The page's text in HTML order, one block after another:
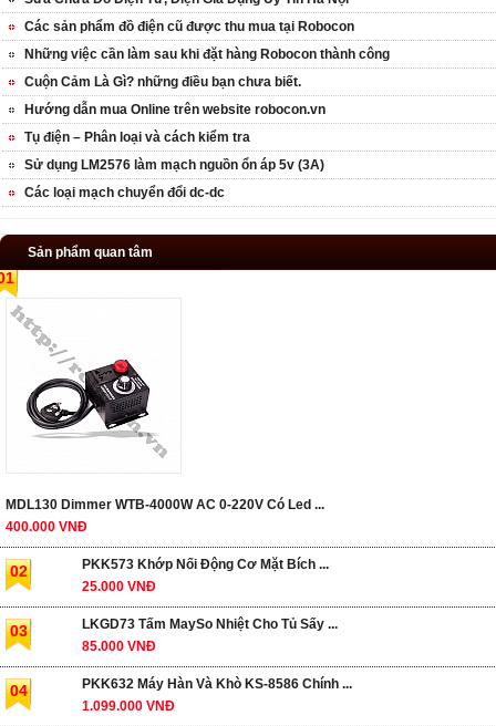
Các sản phẩm đồ điện cũ được thu mua tại Robocon
Những việc cần làm sau khi đặt hàng Robocon thành công
Cuộn Cảm Là Gì? những điều bạn chưa biết.
Hướng dẫn mua Online trên website robocon.vn
Tụ điện – Phân loại và cách kiểm tra
Sử dụng LM2576 làm mạch nguồn ổn áp 5v (3A)
Các loại mạch chuyển đổi dc-dc
Sản phẩm quan tâm
MDL130 Dimmer WTB-4000W AC 0-220V Có Led ...
400.000 VNĐ
02
PKK573 Khớp Nối Động Cơ Mặt Bích ...
25.000 VNĐ
03
LKGD73 Tấm MaySo Nhiệt Cho Tủ Sấy ...
85.000 VNĐ
04
PKK632 Máy Hàn Và Khò KS-8586 Chính ...
1.099.000 VNĐ